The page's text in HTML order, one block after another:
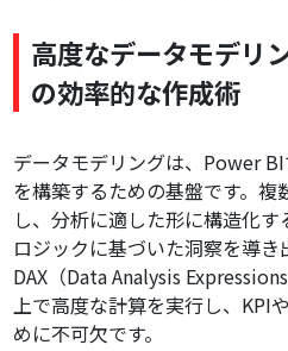
高度なデータモデリ
の効率的な作成術
データモデリングは、Power
を構築するための基盤です。
し、分析に適した形に構造化
ロジックに基づいた洞察を導き
DAX（Data Analysis
上で高度な計算を実行し、KPI
めに不可欠です。